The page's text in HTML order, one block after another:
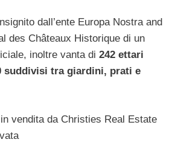
dall’ente Europa Nostra and
des Châteaux Historique di un
inoltre vanta di 242 ettari
suddivisi tra giardini, prati e
vendita da Christies Real Estate